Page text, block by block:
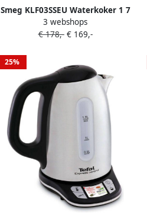
Smeg KLF03SSEU Waterkoker 1 7
Liter 2400W RVS Kalkfilter 360°
Draaivoet Soft Opening
3 webshops
€ 178,-€ 169,-
25%